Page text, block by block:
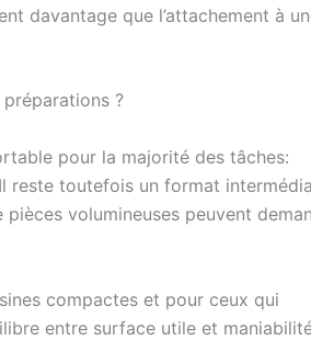
davantage que l’attachement à
?
pour la majorité des tâches:
reste toutefois un format
volumineuses peuvent
compactes et pour ceux qui
entre surface utile et